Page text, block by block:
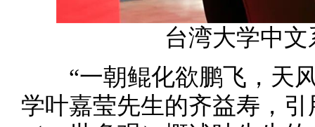
台湾大学中
“一朝鲲化欲鹏飞，天风
学叶嘉莹先生的齐益寿，